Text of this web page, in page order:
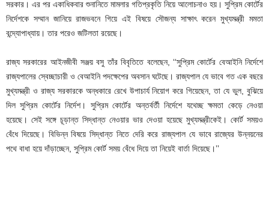
সরকার। এর পর একাধিকবার শুনানিতে মামলার গতিপ্রকৃতি নিয়ে আলোচনাও হয়। সুপ্রিম কোর্টের
নির্দেশকে সম্মান জানিয়ে রাজভবনে গিয়ে এই বিষয়ে সৌজন্য সাক্ষাৎ করেন মুখ্যমন্ত্রী মমতা
বন্দ্যোপাধ্যায়। তার পরেও জটিলতা রয়েছে।
রাজ্য সরকারের আইনজীবী সঞ্জয় বসু তাঁর বিবৃতিতে বলেছেন, ‘‘সুপ্রিম কোর্টের বেআইনি নির্দেশে
রাজ্যপালের স্বেচ্ছাচারী ও বেআইনি পদক্ষেপের অবসান ঘটেছে। রাজ্যপাল যে ভাবে গত এক বছরে
মুখ্যমন্ত্রী ও রাজ্য সরকারকে অন্ধকারে রেখে উপাচার্য নিয়োগ করে গিয়েছেন, তা যে ভুল, বুঝিয়ে
দিল সুপ্রিম কোর্টের নির্দেশ। সুপ্রিম কোর্টের অন্তর্বর্তী নির্দেশে যথেচ্ছ ক্ষমতা কেড়ে নেওয়া
হয়েছে। সেই সঙ্গে চূড়ান্ত সিদ্ধান্ত নেওয়ার ভার দেওয়া হয়েছে মুখ্যমন্ত্রীকেই। কোর্ট সময়ও
বেঁধে দিয়েছে। বিভিন্ন বিষয়ে সিদ্ধান্ত নিতে দেরি করে রাজ্যপাল যে ভাবে রাজ্যের উন্নয়নের
পথে বাধা হয়ে দাঁড়াচ্ছেন, সুপ্রিম কোর্ট সময় বেঁধে দিয়ে তা নিয়েই বার্তা দিয়েছে।’’